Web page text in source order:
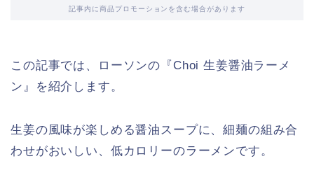
記事内に商品プロモーションを含む場合があります
この記事では、ローソンの『Choi 生姜醤油ラーメ
ン』を紹介します。
生姜の風味が楽しめる醤油スープに、細麺の組み合
わせがおいしい、低カロリーのラーメンです。